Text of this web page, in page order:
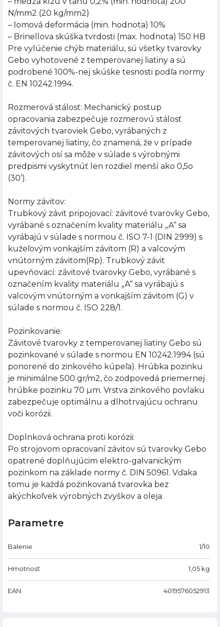
N/mm2 (20 kg/mm2)
– lomová deformácia (min. hodnota) 10%
– Brinellova skúška tvrdosti (max. hodnota) 150 HB
Pre vylúčenie chýb materiálu, sú všetky tvarovky
Gebo vyhotovené z temperovanej liatiny a sú
podrobené 100%-nej skúške tesnosti podľa normy
č. EN 10242:1994.
Rozmerová stálosť: Mechanický postup
opracovania zabezpečuje rozmerovú stálosť
závitových tvaroviek Gebo, vyrábaných z
temperovanej liatiny, čo znamená, že v prípade
závitových osí sa môže v súlade s výrobnými
predpismi vyskytnúť len rozdiel menší ako 0,5o
(30’).
Normy závitov:
Trubkový závit pripojovací: závitové tvarovky Gebo,
vyrábané s označením kvality materiálu „A“ sa
vyrábajú v súlade s normou č. ISO 7-1 (DIN 2999) s
kužeľovým vonkajším závitom (R) a valcovým
vnútorným závitom(Rp). Trubkový závit
upevňovací: závitové tvarovky Gebo, vyrábané s
označením kvality materiálu „A“ sa vyrábajú s
valcovým vnútorným a vonkajším závitom (G) v
súlade s normou č. ISO 228/1.
Pozinkovanie:
Závitové tvarovky z temperovanej liatiny Gebo sú
pozinkované v súlade s normou EN 10242:1994 (sú
ponorené do zinkového kúpeľa). Hrúbka pozinku
je minimálne 500 gr/m2, čo zodpovedá priemernej
hrúbke pozinku 70 µm. Vrstva zinkového povlaku
zabezpečuje optimálnu a dlhotrvajúcu ochranu
voči korózii.
Doplnková ochrana proti korózii:
Po strojovom opracovaní závitov sú tvarovky Gebo
opatrené doplňujúcim elektro-galvanickým
pozinkom na základe normy č. DIN 50961. Vďaka
tomu je každá pozinkovaná tvarovka bez
akýchkoľvek výrobných zvyškov a oleja.
Parametre
Balenie 1/10
Hmotnosť 1,05 kg
EAN 4019576052913